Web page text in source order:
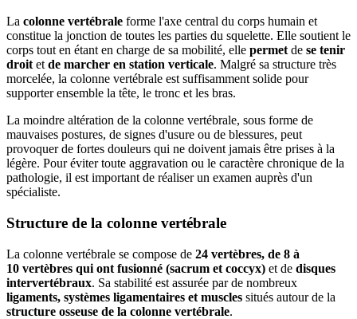
La colonne vertébrale forme l'axe central du corps humain et
constitue la jonction de toutes les parties du squelette. Elle soutient le
corps tout en étant en charge de sa mobilité, elle permetde se tenir
droitetde marcher en station verticale. Malgré sa structure très
morcelée, la colonne vertébrale est suffisamment solide pour
supporter ensemble la tête, le tronc et les bras.
La moindre altération de la colonne vertébrale, sous forme de
mauvaises postures, de signes d'usure ou de blessures, peut
provoquer de fortes douleurs qui ne doivent jamais être prises à la
légère. Pour éviter toute aggravation ou le caractère chronique de la
pathologie, il est important de réaliser un examen auprès d'un
spécialiste.
Structure de la colonne vertébrale
La colonne vertébrale se compose de 24 vertèbres, de 8 à
10 vertèbres qui ont fusionné (sacrum et coccyx) et de disques
intervertébraux. Sa stabilité est assurée par de nombreux
ligaments, systèmes ligamentaires et muscles situés autour de la
structure osseuse de la colonne vertébrale.